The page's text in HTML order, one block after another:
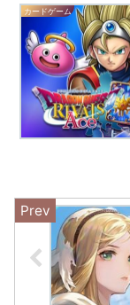
カードゲーム